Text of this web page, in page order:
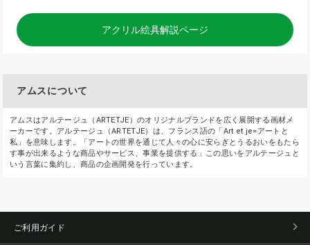
アクリル絵具解説ページ
アムスについて
アムスはアルテージュ（ARTETJE）のオリジナルブランドを広く展開する画材メ
ーカーです。アルテージュ（ARTETJE）は、フランス語の「Art et je=アートと
私」を意味します。「アートの世界を通じて人々の心に安らぎとうるおいをもたら
す事が出来るような商品やサービス、事業を提供する」この思いをアルテージュと
いう言葉に集約し、商品の企画開発を行っています。
ご利用ガイド